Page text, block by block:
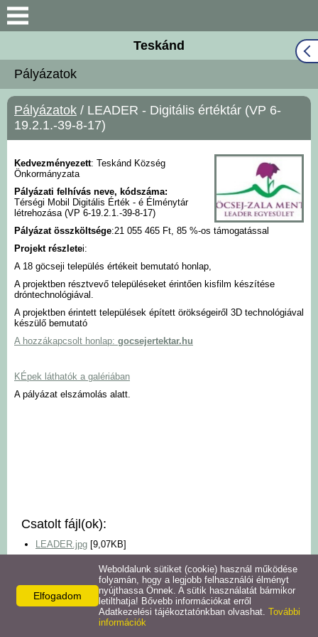
Keresés
Közös Önkormányzati
Hivatal
Naptár
Bemutatkozás
Falutörténet
Hírek
Önkormányzat
Intézmények
Pályázatok
Helyi vállalkozások
Helyi kiadványok
Teskánd
Pályázatok
Pályázatok / LEADER - Digitális értéktár (VP 6-
19.2.1.-39-8-17)
Kedvezményezett: Teskánd Község
Önkormányzata
Pályázati felhívás neve, kódszáma:
Térségi Mobil Digitális Érték - é Élménytár
létrehozása (VP 6-19.2.1.-39-8-17)
Pályázat összköltsége:21 055 465 Ft, 85 %-os támogatással
Projekt részletei:
A 18 göcseji település értékeit bemutató honlap,
A projektben résztvevő településeket érintően kisfilm készítése
dróntechnológiával.
A projektben érintett települések épített örökségeiről 3D technológiával
készülő bemutató
A hozzákapcsolt honlap: gocsejertektar.hu
KÉpek láthatók a galériában
A pályázat elszámolás alatt.
Csatolt fájl(ok):
LEADER.jpg [9,07KB]
Facebook X
Elfogadom
Weboldalunk sütiket (cookie) használ működése
folyamán, hogy a legjobb felhasználói élményt
nyújthassa Önnek. A sütik használatát bármikor
letilthatja! Bővebb információkat erről
Adatkezelési tájékoztatónkban olvashat. További
információk